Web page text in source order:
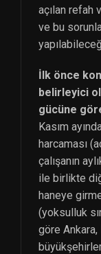
açılan refah
ve bu
İlk önce
belirleyici
gücüne
Kasım
harcaması
çalışanın
ile birlikte
haneye
(yoksulluk
göre